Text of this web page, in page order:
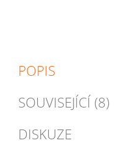
POPIS
SOUVISEJÍCÍ (8)
DISKUZE